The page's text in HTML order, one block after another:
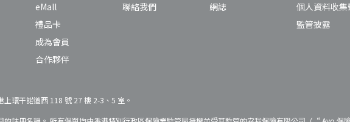
eMall
禮品卡
成為會員
合作夥伴
聯絡我們
網誌
個人資料收集
監管披露
環干諾道西 118 號 27 樓 2-3、5 室。